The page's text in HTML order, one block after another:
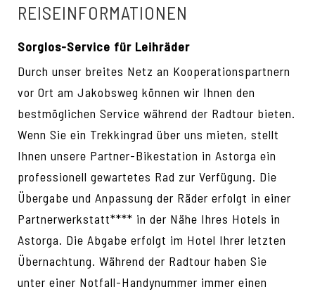
REISEINFORMATIONEN
Sorglos-Service für Leihräder
Durch unser breites Netz an Kooperationspartnern
vor Ort am Jakobsweg können wir Ihnen den
bestmöglichen Service während der Radtour bieten.
Wenn Sie ein Trekkingrad über uns mieten, stellt
Ihnen unsere Partner-Bikestation in Astorga ein
professionell gewartetes Rad zur Verfügung. Die
Übergabe und Anpassung der Räder erfolgt in einer
Partnerwerkstatt**** in der Nähe Ihres Hotels in
Astorga. Die Abgabe erfolgt im Hotel Ihrer letzten
Übernachtung. Während der Radtour haben Sie
unter einer Notfall-Handynummer immer einen